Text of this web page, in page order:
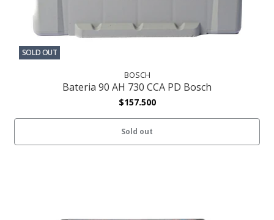
SOLD OUT
BOSCH
Bateria 90 AH 730 CCA PD Bosch
$157.500
Sold out